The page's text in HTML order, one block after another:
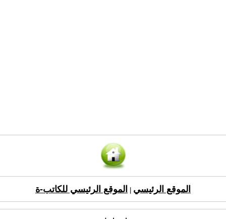
الموقع الرئيسي الموقع الرئيسي للكاتب-ة